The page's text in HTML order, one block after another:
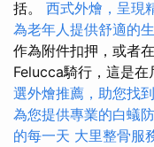
括。 西式外燴，呈現
為老年人提供舒適的
作為附件扣押，或者
Felucca騎行，這是在
選外燴推薦，助您找
為您提供專業的白蟻
的每一天 大里整骨服